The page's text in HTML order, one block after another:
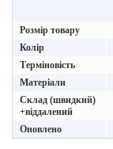
Розмір товару
Колір
Терміновість
Матеріали
Склад (швидкий)
+віддалений
Оновлено